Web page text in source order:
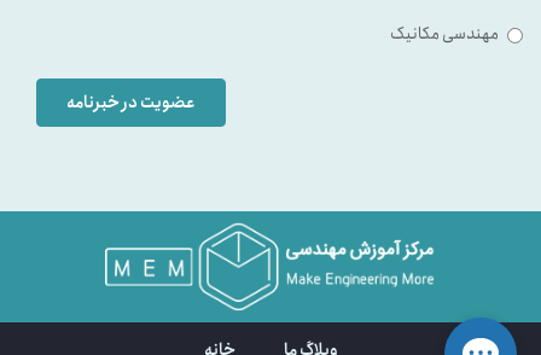
مهندسی مکانیک
عضویت در خبرنامه
وبلاگ ما خانه